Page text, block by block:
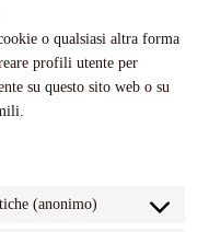
o qualsiasi altra forma
profili utente per
su questo sito web o su
(anonimo)
Consent